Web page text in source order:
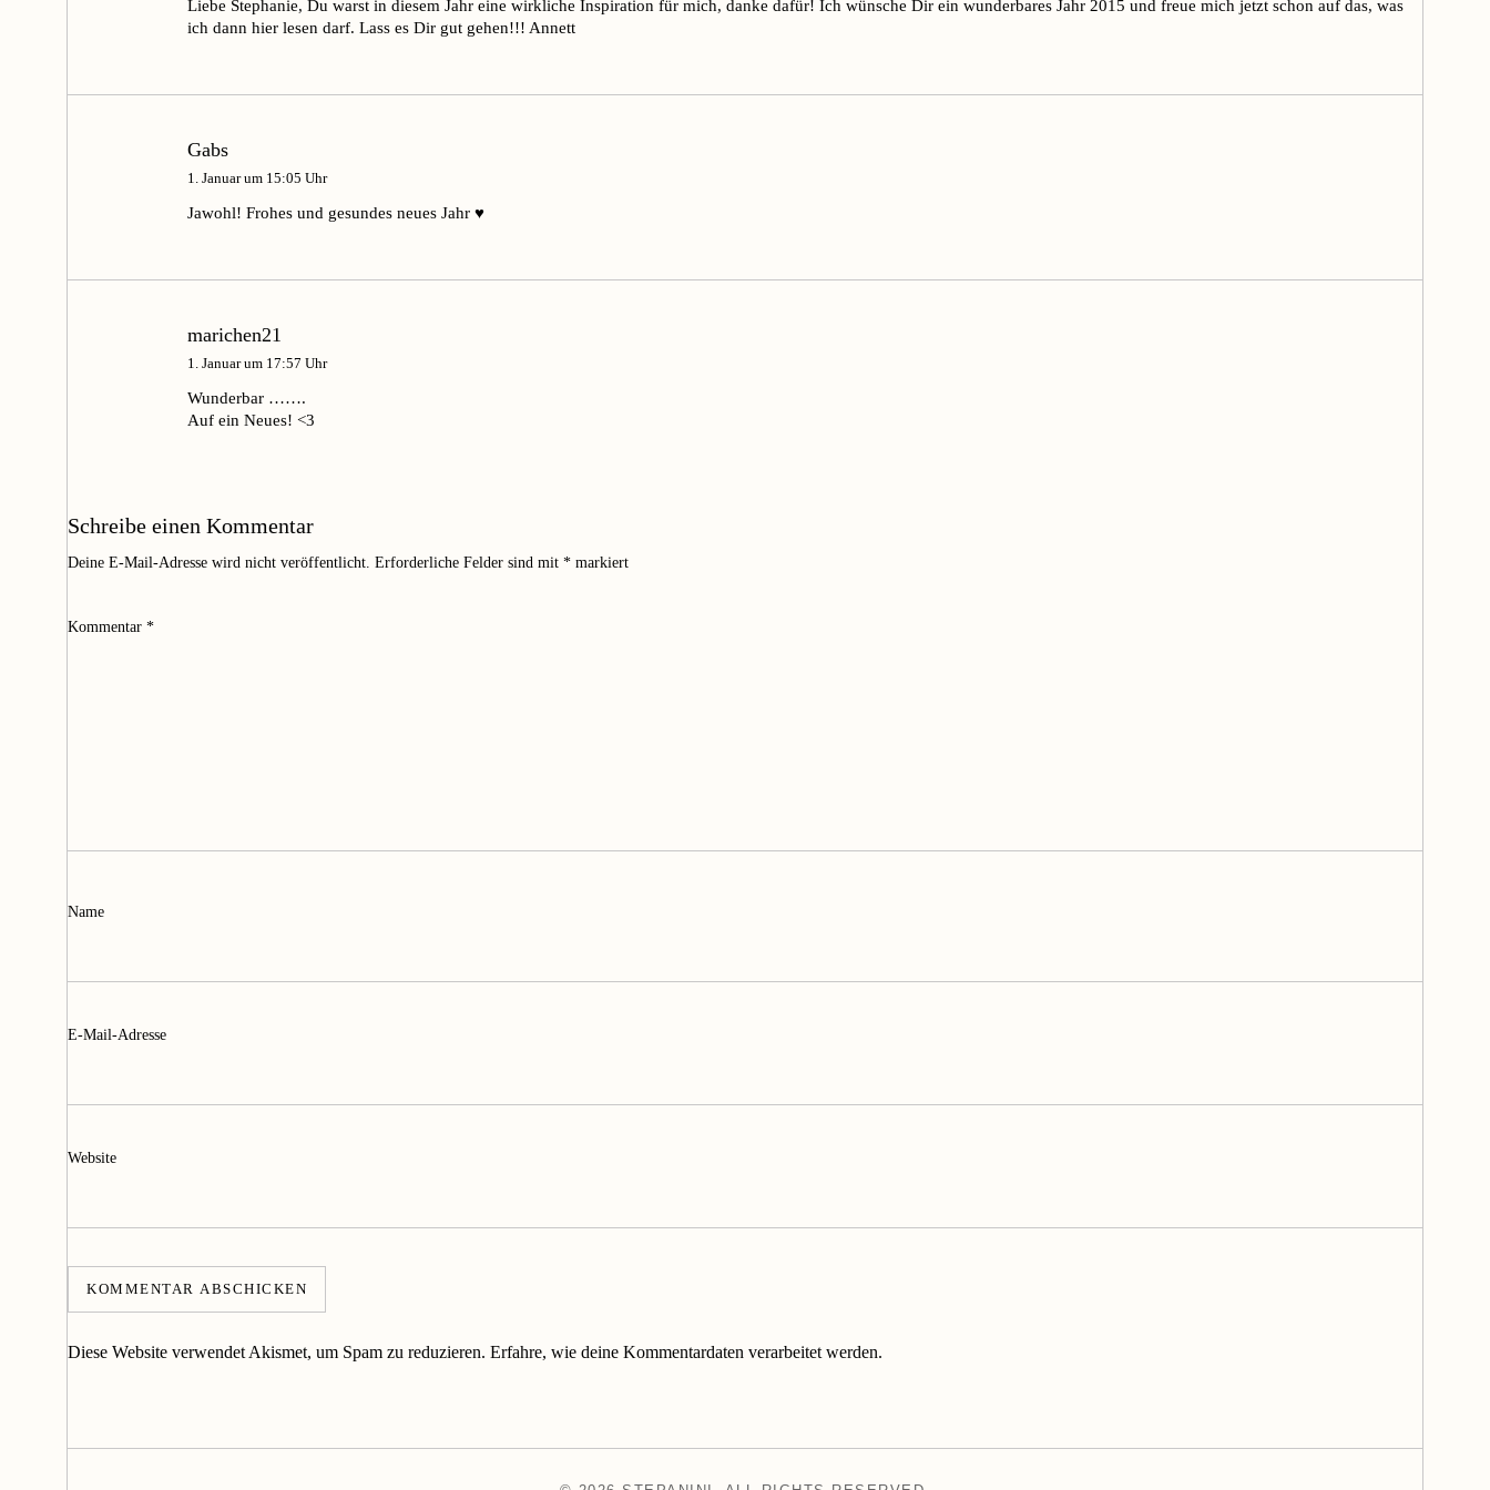
Liebe Stephanie, Du warst in diesem Jahr eine wirkliche Inspiration für mich, danke dafür! Ich wünsche Dir ein wunderbares Jahr 2015 und freue mich jetzt schon auf das, was
ich dann hier lesen darf. Lass es Dir gut gehen!!! Annett
Gabs
1. Januar um 15:05 Uhr
Jawohl! Frohes und gesundes neues Jahr ♥
marichen21
1. Januar um 17:57 Uhr
Wunderbar …….
Auf ein Neues! <3
Schreibe einen Kommentar
Deine E-Mail-Adresse wird nicht veröffentlicht. Erforderliche Felder sind mit * markiert
Kommentar *
Name
E-Mail-Adresse
Website
Diese Website verwendet Akismet, um Spam zu reduzieren. Erfahre, wie deine Kommentardaten verarbeitet werden.